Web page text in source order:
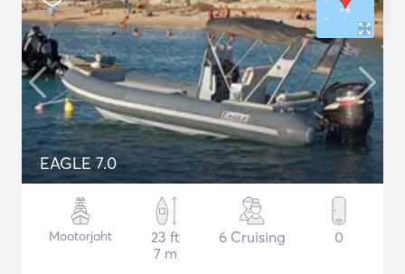
EAGLE 7.0
Mootorjaht
23 ft
7 m
6 Cruising 0